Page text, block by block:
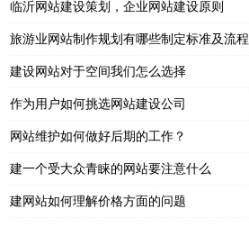
临沂网站建设策划，企业网站建设原则
旅游业网站制作规划有哪些制定标准及流程
建设网站对于空间我们怎么选择
作为用户如何挑选网站建设公司
网站维护如何做好后期的工作？
建一个受大众青睐的网站要注意什么
建网站如何理解价格方面的问题